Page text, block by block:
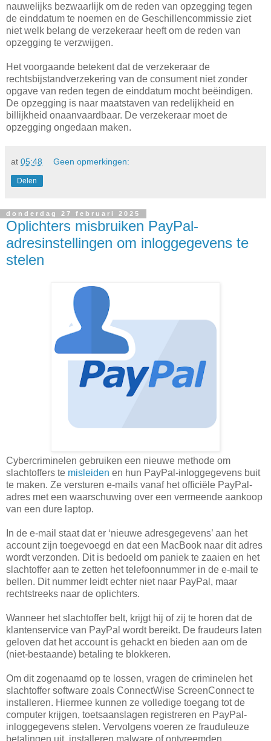
nauwelijks bezwaarlijk om de reden van opzegging tegen
de einddatum te noemen en de Geschillencommissie ziet
niet welk belang de verzekeraar heeft om de reden van
opzegging te verzwijgen.
Het voorgaande betekent dat de verzekeraar de
rechtsbijstandverzekering van de consument niet zonder
opgave van reden tegen de einddatum mocht beëindigen.
De opzegging is naar maatstaven van redelijkheid en
billijkheid onaanvaardbaar. De verzekeraar moet de
opzegging ongedaan maken.
at 05:48 Geen opmerkingen:
Delen
donderdag 27 februari 2025
Oplichters misbruiken PayPal-
adresinstellingen om inloggegevens te
stelen
Cybercriminelen gebruiken een nieuwe methode om
slachtoffers te misleiden en hun PayPal-inloggegevens buit
te maken. Ze versturen e-mails vanaf het officiële PayPal-
adres met een waarschuwing over een vermeende aankoop
van een dure laptop.
In de e-mail staat dat er ‘nieuwe adresgegevens’ aan het
account zijn toegevoegd en dat een MacBook naar dit adres
wordt verzonden. Dit is bedoeld om paniek te zaaien en het
slachtoffer aan te zetten het telefoonnummer in de e-mail te
bellen. Dit nummer leidt echter niet naar PayPal, maar
rechtstreeks naar de oplichters.
Wanneer het slachtoffer belt, krijgt hij of zij te horen dat de
klantenservice van PayPal wordt bereikt. De fraudeurs laten
geloven dat het account is gehackt en bieden aan om de
(niet-bestaande) betaling te blokkeren.
Om dit zogenaamd op te lossen, vragen de criminelen het
slachtoffer software zoals ConnectWise ScreenConnect te
installeren. Hiermee kunnen ze volledige toegang tot de
computer krijgen, toetsaanslagen registreren en PayPal-
inloggegevens stelen. Vervolgens voeren ze frauduleuze